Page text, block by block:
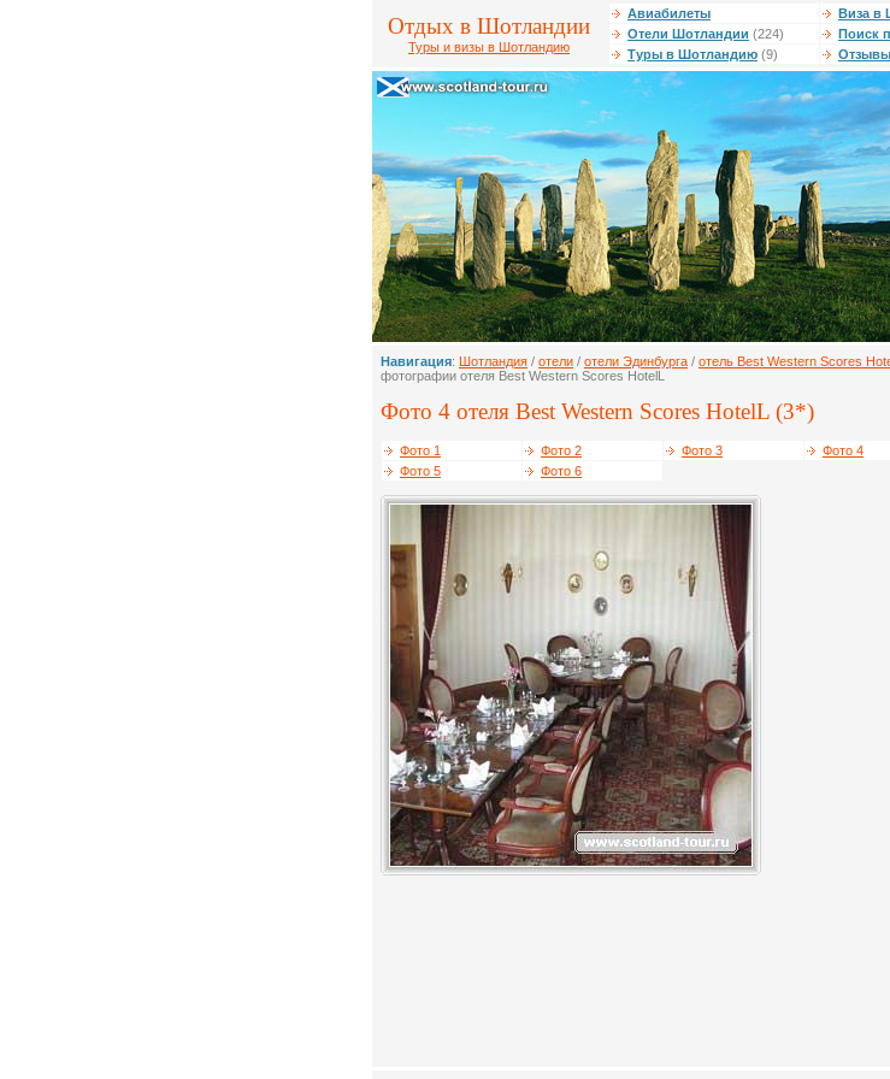
Отдых в Шотландии
Туры и визы в Шотландию
Авиабилеты Виза в
Отели Шотландии (224) Поиск
Туры в Шотландию (9)
Навигация: Шотландия / отели / отели Эдинбурга / отель Best Western Scores
фотографии отеля Best Western Scores HotelL
Фото 4 отеля Best Western Scores HotelL (3*)
Фото 1 Фото 2 Фото 3
Фото 4
Фото 5
Фото 6